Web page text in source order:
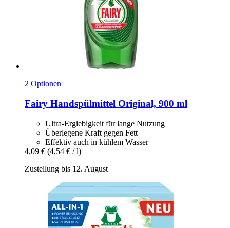
2 Optionen
Fairy Handspülmittel Original, 900 ml
Ultra-Ergiebigkeit für lange Nutzung
Überlegene Kraft gegen Fett
Effektiv auch in kühlem Wasser
4,09 € (4,54 € / l)
Zustellung bis 12. August